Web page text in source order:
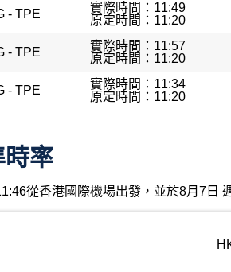
- TPE
實際時間：11:49
原定時間：11:20
- TPE
實際時間：11:57
原定時間：11:20
- TPE
實際時間：11:34
原定時間：11:20
率
從香港國際機場出發，並於8月7日